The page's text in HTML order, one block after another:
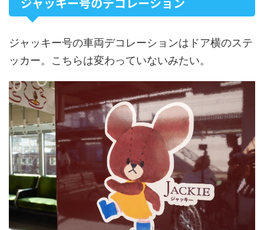
ジャッキー号の車両デコレーションはドア横のステ
ッカー。こちらは変わっていないみたい。